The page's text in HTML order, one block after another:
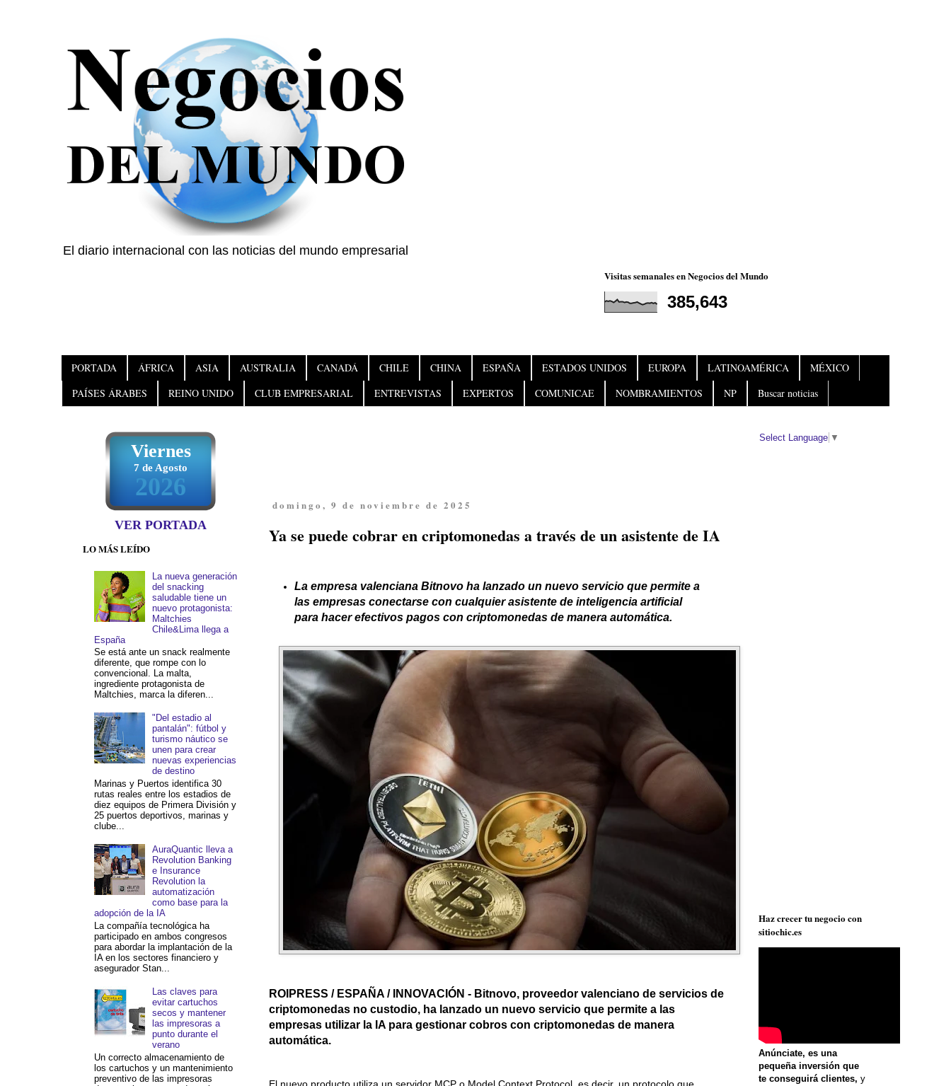
El diario internacional con las noticias del mundo empresarial
Visitas semanales en Negocios del Mundo
385,643
PORTADA ÁFRICA ASIA AUSTRALIA CANADÁ CHILE CHINA ESPAÑA ESTADOS UNIDOS EUROPA LATINOAMÉRICA
MÉXICO
PAÍSES ÁRABES
REINO UNIDO CLUB EMPRESARIAL ENTREVISTAS EXPERTOS COMUNICAE NOMBRAMIENTOS NP Buscar noticias
domingo, 9 de noviembre de 2025
Ya se puede cobrar en criptomonedas a través de un asistente de IA
La empresa valenciana Bitnovo ha lanzado un nuevo servicio que permite a
las empresas conectarse con cualquier asistente de inteligencia artificial
para hacer efectivos pagos con criptomonedas de manera automática.
ROIPRESS / ESPAÑA / INNOVACIÓN - Bitnovo, proveedor valenciano de servicios de
criptomonedas no custodio, ha lanzado un nuevo servicio que permite a las
empresas utilizar la IA para gestionar cobros con criptomonedas de manera
automática.
Viernes
7 de Agosto
2026
VER PORTADA
LO MÁS LEÍDO
La nueva generación
del snacking
saludable tiene un
nuevo protagonista:
Maltchies
Chile&Lima llega a
España
Se está ante un snack realmente
diferente, que rompe con lo
convencional. La malta,
ingrediente protagonista de
Maltchies, marca la diferen...
"Del estadio al
pantalán": fútbol y
turismo náutico se
unen para crear
nuevas experiencias
de destino
Marinas y Puertos identifica 30
rutas reales entre los estadios de
diez equipos de Primera División y
25 puertos deportivos, marinas y
clube...
AuraQuantic lleva a
Revolution Banking
e Insurance
Revolution la
automatización
como base para la
adopción de la IA
La compañía tecnológica ha
participado en ambos congresos
para abordar la implantación de la
IA en los sectores financiero y
asegurador Stan...
Las claves para
evitar cartuchos
secos y mantener
las impresoras a
punto durante el
verano
Un correcto almacenamiento de
los cartuchos y un mantenimiento
preventivo de las impresoras
Select Language ▼
Haz crecer tu negocio con
sitiochic.es
Anúnciate, es una
pequeña inversión que
te conseguirá clientes, y